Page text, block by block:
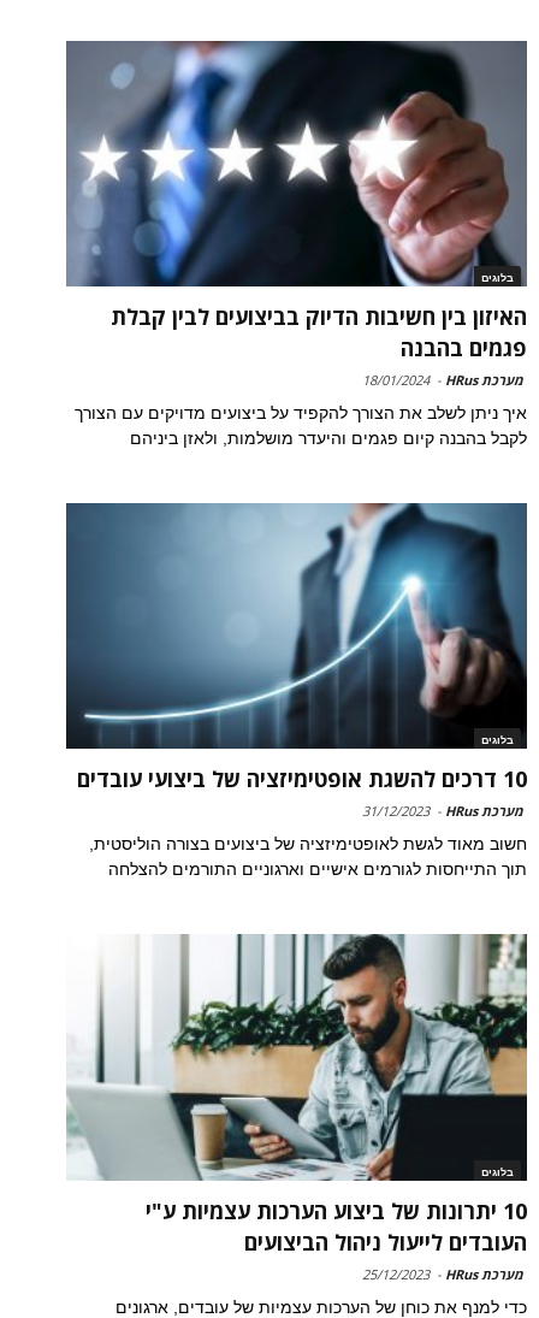
בלוגים
האיזון בין חשיבות הדיוק בביצועים לבין קבלת
פגמים בהבנה
מערכת HRus -
18/01/2024
איך ניתן לשלב את הצורך להקפיד על ביצועים מדויקים עם הצורך
לקבל בהבנה קיום פגמים והיעדר מושלמות, ולאזן ביניהם
בלוגים
10 דרכים להשגת אופטימיזציה של ביצועי עובדים
מערכת HRus -
31/12/2023
חשוב מאוד לגשת לאופטימיזציה של ביצועים בצורה הוליסטית,
תוך התייחסות לגורמים אישיים וארגוניים התורמים להצלחה
בלוגים
10 יתרונות של ביצוע הערכות עצמיות ע"י
העובדים לייעול ניהול הביצועים
מערכת HRus -
25/12/2023
כדי למנף את כוחן של הערכות עצמיות של עובדים, ארגונים